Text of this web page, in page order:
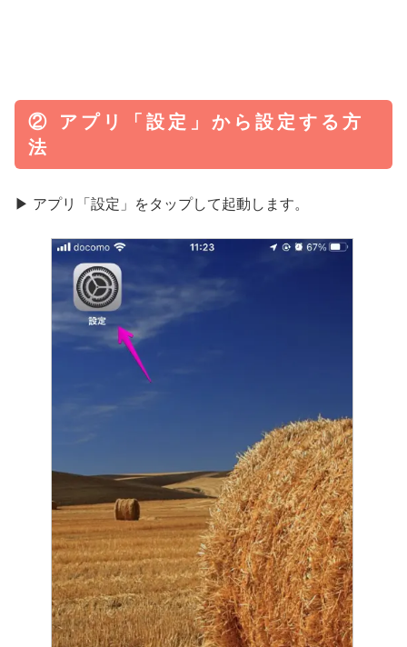
② アプリ「設定」から設定する方
法
▶︎ アプリ「設定」をタップして起動します。